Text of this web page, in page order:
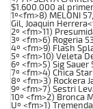
$1.600.000 al
1º<fm>8) MELONI
Gil, Joaquin
2º <fm>11)
3º <fm>6) Rogeria
4º <fm>9) Flash
5º <fm>10) Veleta
6º <fm>5) Sig
7º <fm>4) Chica
8º <fm>3) Rockera
9º <fm>7) Sestri
10º <fm>2) Bronca
Uº <fm>1)